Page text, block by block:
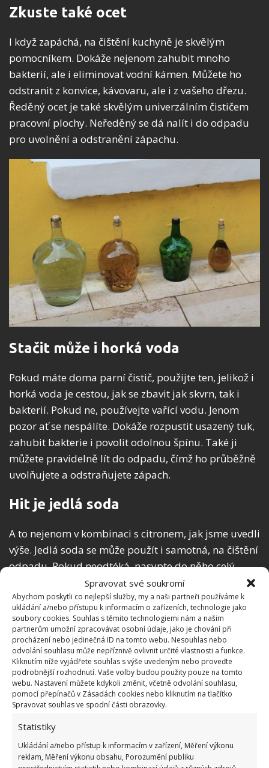
Spravovat své soukromí
Abychom poskytli co nejlepší služby, my a naši partneři používáme k
ukládání a/nebo přístupu k informacím o zařízeních, technologie jako
soubory cookies. Souhlas s těmito technologiemi nám a našim
partnerům umožní zpracovávat osobní údaje, jako je chování při
procházení nebo jedinečná ID na tomto webu. Nesouhlas nebo
odvolání souhlasu může nepříznivě ovlivnit určité vlastnosti a funkce.
Kliknutím níže vyjádřete souhlas s výše uvedeným nebo proveďte
podrobnější rozhodnutí. Vaše volby budou použity pouze na tomto
webu. Nastavení můžete kdykoli změnit, včetně odvolání souhlasu,
pomocí přepínačů v Zásadách cookies nebo kliknutím na tlačítko
Spravovat souhlas ve spodní části obrazovky.
Statistiky
Ukládání a/nebo přístup k informacím v zařízení, Měření výkonu
reklam, Měření výkonu obsahu, Porozumění publiku
Zkuste také ocet
I když zapáchá, na čištění kuchyně je skvělým
pomocníkem. Dokáže nejenom zahubit mnoho
bakterií, ale i eliminovat vodní kámen. Můžete ho
odstranit z konvice, kávovaru, ale i z vašeho dřezu.
Ředěný ocet je také skvělým univerzálním čističem
pracovní plochy. Neředěný se dá nalít i do odpadu
pro uvolnění a odstranění zápachu.
Stačit může i horká voda
Pokud máte doma parní čistič, použijte ten, jelikož i
horká voda je cestou, jak se zbavit jak skvrn, tak i
bakterií. Pokud ne, používejte vařící vodu. Jenom
pozor ať se nespálíte. Dokáže rozpustit usazený tuk,
zahubit bakterie i povolit odolnou špínu. Také ji
můžete pravidelně lít do odpadu, čímž ho průběžně
uvolňujete a odstraňujete zápach.
Hit je jedlá soda
A to nejenom v kombinaci s citronem, jak jsme uvedli
výše. Jedlá soda se může použít i samotná, na čištění
odpadu. Pokud neodtéká, nasypte do něho celý
šálek jedlé sody, přidejte velmi málo vařící vody a
nechte působit. Potom propláchněte proudem vody
a vše by mělo být opět v dokonalém pořádku.